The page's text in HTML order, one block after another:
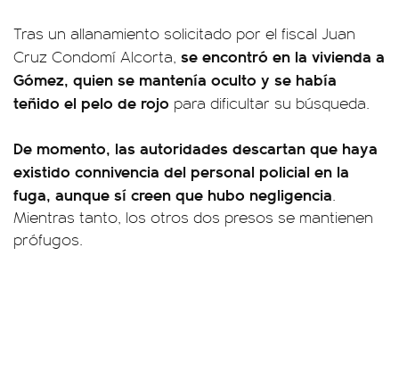
Tras un allanamiento solicitado por el fiscal Juan
Cruz Condomí Alcorta, se encontró en la vivienda a
Gómez, quien se mantenía oculto y se había
teñido el pelo de rojo para dificultar su búsqueda.
De momento, las autoridades descartan que haya
existido connivencia del personal policial en la
fuga, aunque sí creen que hubo negligencia.
Mientras tanto, los otros dos presos se mantienen
prófugos.